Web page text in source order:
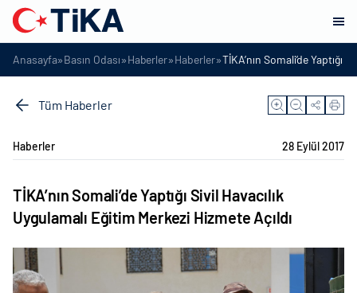
Anasayfa»Basın Odası»Haberler»Haberler»TİKA’nın Somali’de Yaptığı
Tüm Haberler
Haberler 28 Eylül 2017
TİKA’nın Somali’de Yaptığı Sivil Havacılık
Uygulamalı Eğitim Merkezi Hizmete Açıldı